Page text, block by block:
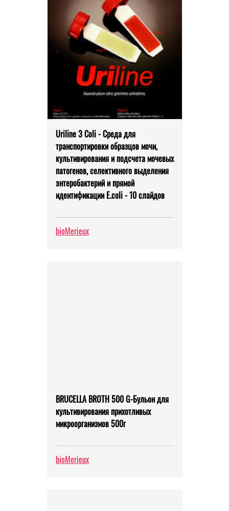
Uriline 3 Coli - Среда для
транспортировки образцов мочи,
культивирования и подсчета мочевых
патогенов, селективного выделения
энтеробактерий и прямой
идентификации E.coli - 10 слайдов
bioMerieux
BRUCELLA BROTH 500 G-Бульон для
культивирования прихотливых
микроорганизмов 500г
bioMerieux